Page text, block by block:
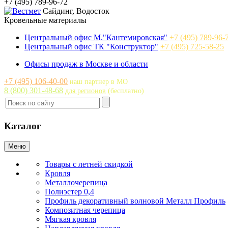
+7 (495) 789-96-72
Сайдинг, Водосток
Кровельные материалы
Центральный офис М."Кантемировская" +7 (495) 789-96-
Центральный офис ТК "Конструктор" +7 (495) 725-58-25
Офисы продаж в Москве и области
+7 (495) 106-40-00 наш партнер в МО
8 (800) 301-48-68 для регионов (бесплатно)
Каталог
Меню
Товары с летней скидкой
Кровля
Металлочерепица
Полиэстер 0,4
Профиль декоративный волновой Металл Профиль
Композитная черепица
Мягкая кровля